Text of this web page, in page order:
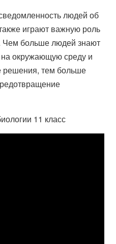
людей об
играют важную роль
Чем больше людей знают
окружающую среду и
решения, тем больше
11 класс